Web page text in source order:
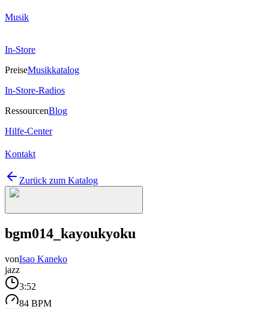
Musik
In-Store
PreiseMusikkatalog
In-Store-Radios
RessourcenBlog
Hilfe-Center
Kontakt
Zurück zum Katalog
bgm014_kayoukyoku
vonIsao Kaneko
jazz
3:52
84 BPM